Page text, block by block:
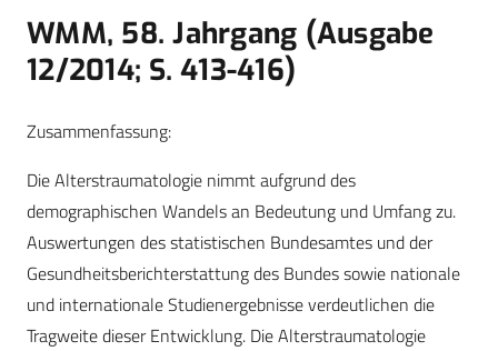
WMM, 58. Jahrgang (Ausgabe
12/2014; S. 413-416)
Zusammenfassung:
Die Alterstraumatologie nimmt aufgrund des
demographischen Wandels an Bedeutung und Umfang zu.
Auswertungen des statistischen Bundesamtes und der
Gesundheitsberichterstattung des Bundes sowie nationale
und internationale Studienergebnisse verdeutlichen die
Tragweite dieser Entwicklung. Die Alterstraumatologie